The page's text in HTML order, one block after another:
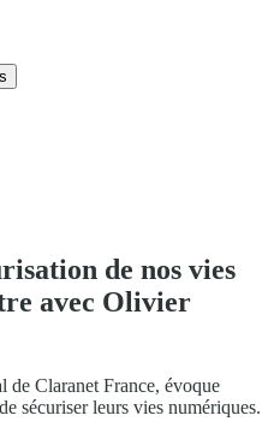
de nos vies
avec Olivier
de Claranet France, évoque
sécuriser leurs vies numériques.